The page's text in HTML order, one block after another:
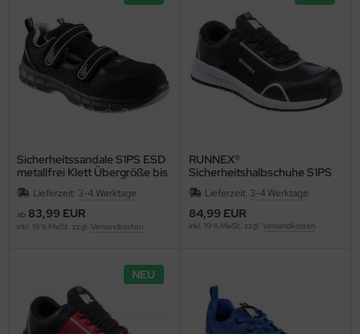
Sicherheitssandale S1PS ESD
metallfrei Klett Übergröße bis
Lieferzeit: 3-4 Werktage
ab 83,99 EUR
inkl. 19 % MwSt. zzgl. Versandkosten
RUNNEX®
Sicherheitshalbschuhe S1PS
ESD metallfrei SportStar 5113
Lieferzeit: 3-4 Werktage
84,99 EUR
inkl. 19 % MwSt. zzgl. Versandkosten
NEU